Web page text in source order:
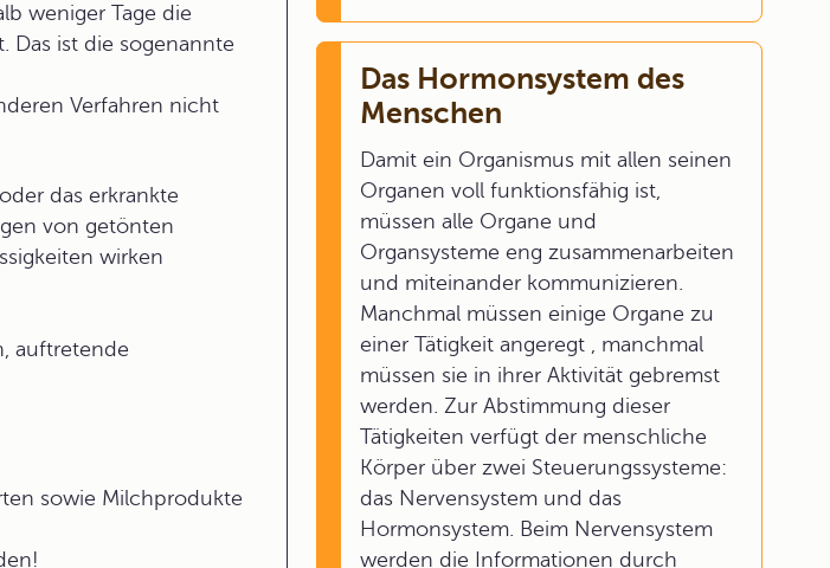
weniger Tage die
Das ist die sogenannte
Verfahren nicht
das erkrankte
von getönten
wirken
auftretende
sowie Milchprodukte
Das Hormonsystem des
Menschen
Damit ein Organismus mit allen seinen
Organen voll funktionsfähig ist,
müssen alle Organe und
Organsysteme eng zusammenarbeiten
und miteinander kommunizieren.
Manchmal müssen einige Organe zu
einer Tätigkeit angeregt , manchmal
müssen sie in ihrer Aktivität gebremst
werden. Zur Abstimmung dieser
Tätigkeiten verfügt der menschliche
Körper über zwei Steuerungssysteme:
das Nervensystem und das
Hormonsystem. Beim Nervensystem
werden die Informationen durch